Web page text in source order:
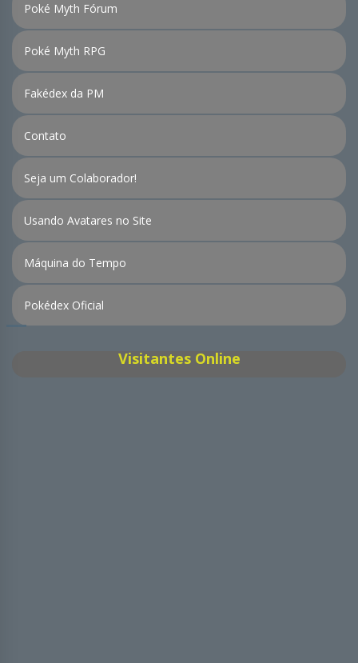
Poké Myth Fórum
Poké Myth RPG
Fakédex da PM
Contato
Seja um Colaborador!
Usando Avatares no Site
Máquina do Tempo
Pokédex Oficial
Visitantes Online